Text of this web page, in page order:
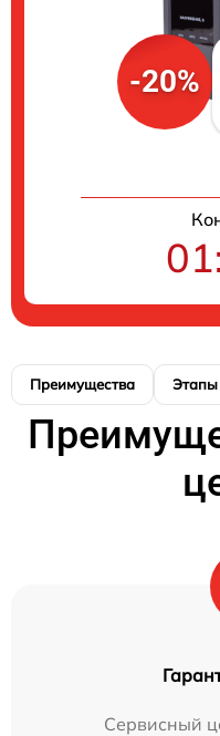
-20%
Преимущества Этапы
Сервисный